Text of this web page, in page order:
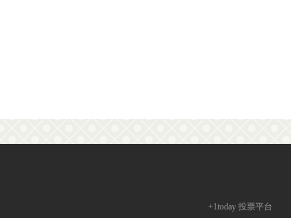
+1today 投票平台